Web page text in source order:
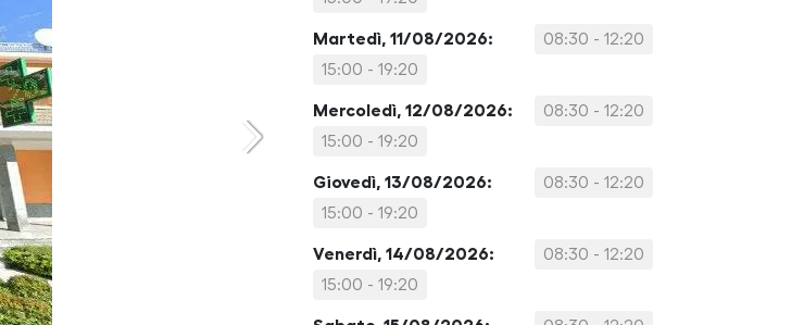
Martedì, 11/08/2026:
08:30 - 12:20
15:00 - 19:20
Mercoledì, 12/08/2026:
08:30 - 12:20
15:00 - 19:20
Giovedì, 13/08/2026:
08:30 - 12:20
15:00 - 19:20
Venerdì, 14/08/2026:
08:30 - 12:20
15:00 - 19:20